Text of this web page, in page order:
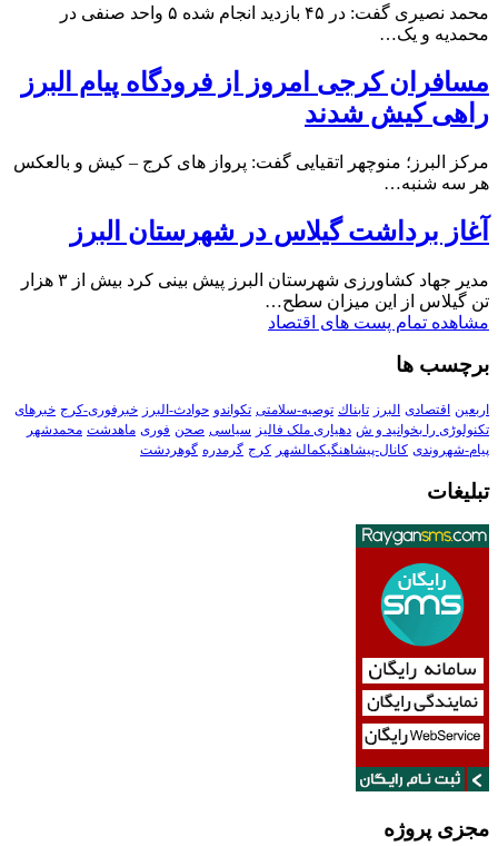
محمد نصیری گفت: در ۴۵ بازدید انجام شده ۵ واحد صنفی در
محمدیه و یک…
مسافران کرجی امروز از فرودگاه پیام البرز
راهی کیش شدند
مرکز البرز؛ منوچهر اتقیایی گفت: پرواز های کرج – کیش و بالعکس
هر سه شنبه…
آغاز برداشت گیلاس در شهرستان البرز
مدیر جهاد کشاورزی شهرستان البرز پیش بینی کرد بیش از ۳ هزار
تن گیلاس از این میزان سطح…
مشاهده تمام پست های اقتصاد
برچسب ها
اربعین اقتصادی البرز تابناك توصیه-سلامتی تکواندو حوادث-البرز خبرفوری-کرج خبرهای
تکنولوڑی را بخوانید و ش دهیاری ملک فالیز سیاسی صحن فوری ماهدشت محمدشهر
پیام-شهروندی کانال-پیشاهنگیکمالشهر کرج گرمدره گوهردشت
تبلیغات
مجزی پروژه